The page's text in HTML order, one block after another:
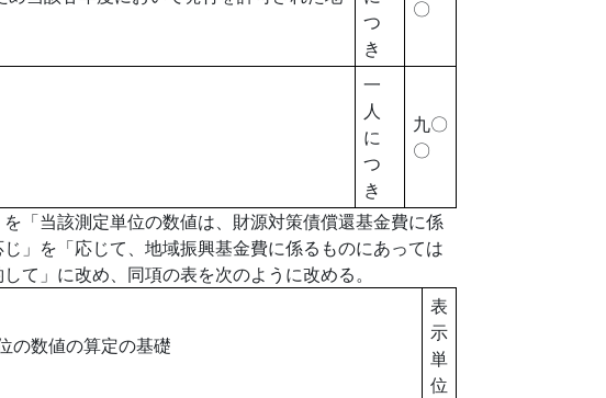
つ
き
〇
一
人
に
つ
き
九〇
〇
「当該測定単位の数値は、財源対策債償還基金費に係
」を「応じて、地域振興基金費に係るものにあっては
て」に改め、同項の表を次のように改める。
の数値の算定の基礎
表
示
単
位